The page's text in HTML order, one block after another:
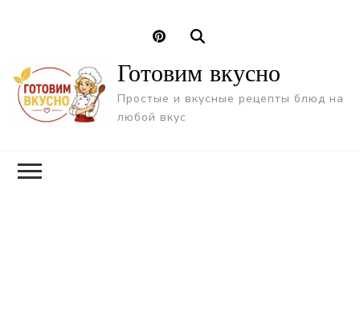
Готовим вкусно
Простые и вкусные рецепты блюд на
любой вкус